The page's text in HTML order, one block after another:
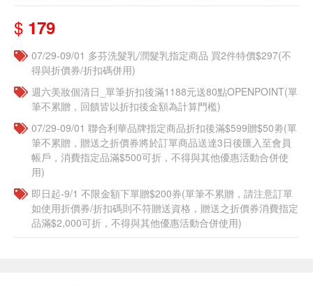
$ 179
07/29-09/01 多芬洗髮乳/潤髮乳指定商品 買2件特價$297(不
得與折價券/折扣碼併用)
週六美妝個清日_單筆折扣後滿1188元送80點OPENPOINT(單
筆不累贈，回饋皆以折扣後金額為計算門檻)
07/29-09/01 聯合利華品牌指定商品折扣後滿$599贈$50劵(單
筆不累贈，贈送之折價券將於訂單商品送達3日後匯入至會員
帳戶，消費指定品滿$500可折，不得與其他優惠活動合併使
用)
即日起-9/1 不限金額下單贈$200券(單筆不累贈，請注意訂單
如使用折價券/折扣碼則不符贈送資格，贈送之折價券消費指定
品滿$2,000可折，不得與其他優惠活動合併使用)